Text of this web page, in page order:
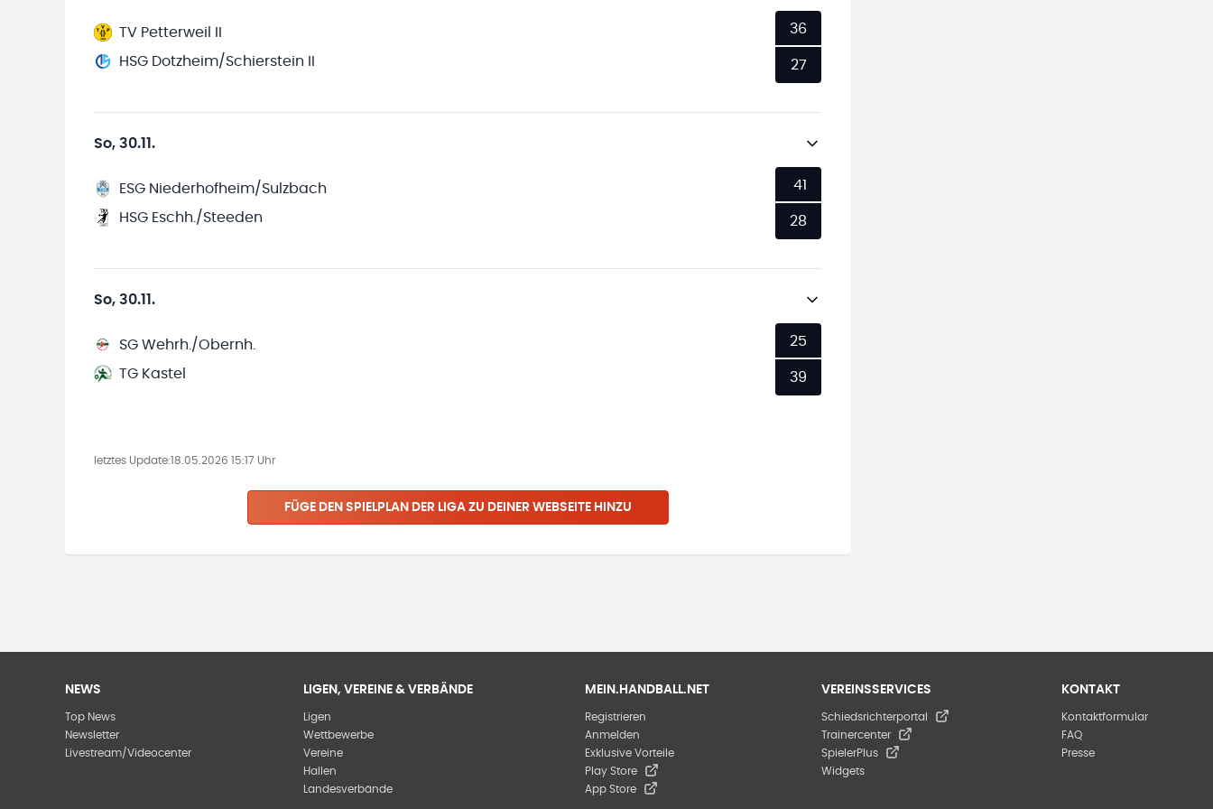
TV Petterweil II
HSG Dotzheim/Schierstein II
36
27
So, 30.11.
ESG Niederhofheim/Sulzbach
HSG Eschh./Steeden
41
28
So, 30.11.
SG Wehrh./Obernh.
TG Kastel
25
39
letztes Update:18.05.2026 15:17 Uhr
FÜGE DEN SPIELPLAN DER LIGA ZU DEINER WEBSEITE HINZU
NEWS
Top News
Newsletter
Livestream/Videocenter
LIGEN, VEREINE & VERBÄNDE
Ligen
Wettbewerbe
Vereine
Hallen
Landesverbände
MEIN.HANDBALL.NET
Registrieren
Anmelden
Exklusive Vorteile
Play Store
App Store
VEREINSSERVICES
Schiedsrichterportal
Trainercenter
SpielerPlus
Widgets
KONTAKT
Kontaktformular
FAQ
Presse